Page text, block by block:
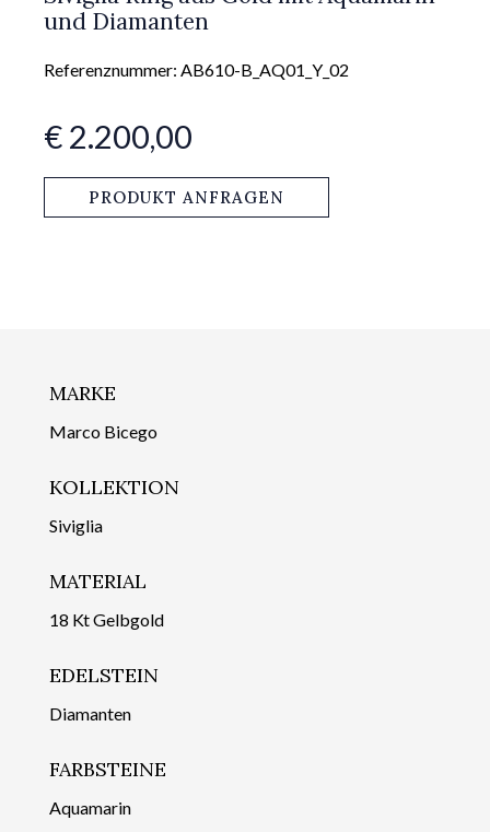
und Diamanten
Referenznummer: AB610-B_AQ01_Y_02
€ 2.200,00
PRODUKT ANFRAGEN
MARKE
Marco Bicego
KOLLEKTION
Siviglia
MATERIAL
18 Kt Gelbgold
EDELSTEIN
Diamanten
FARBSTEINE
Aquamarin